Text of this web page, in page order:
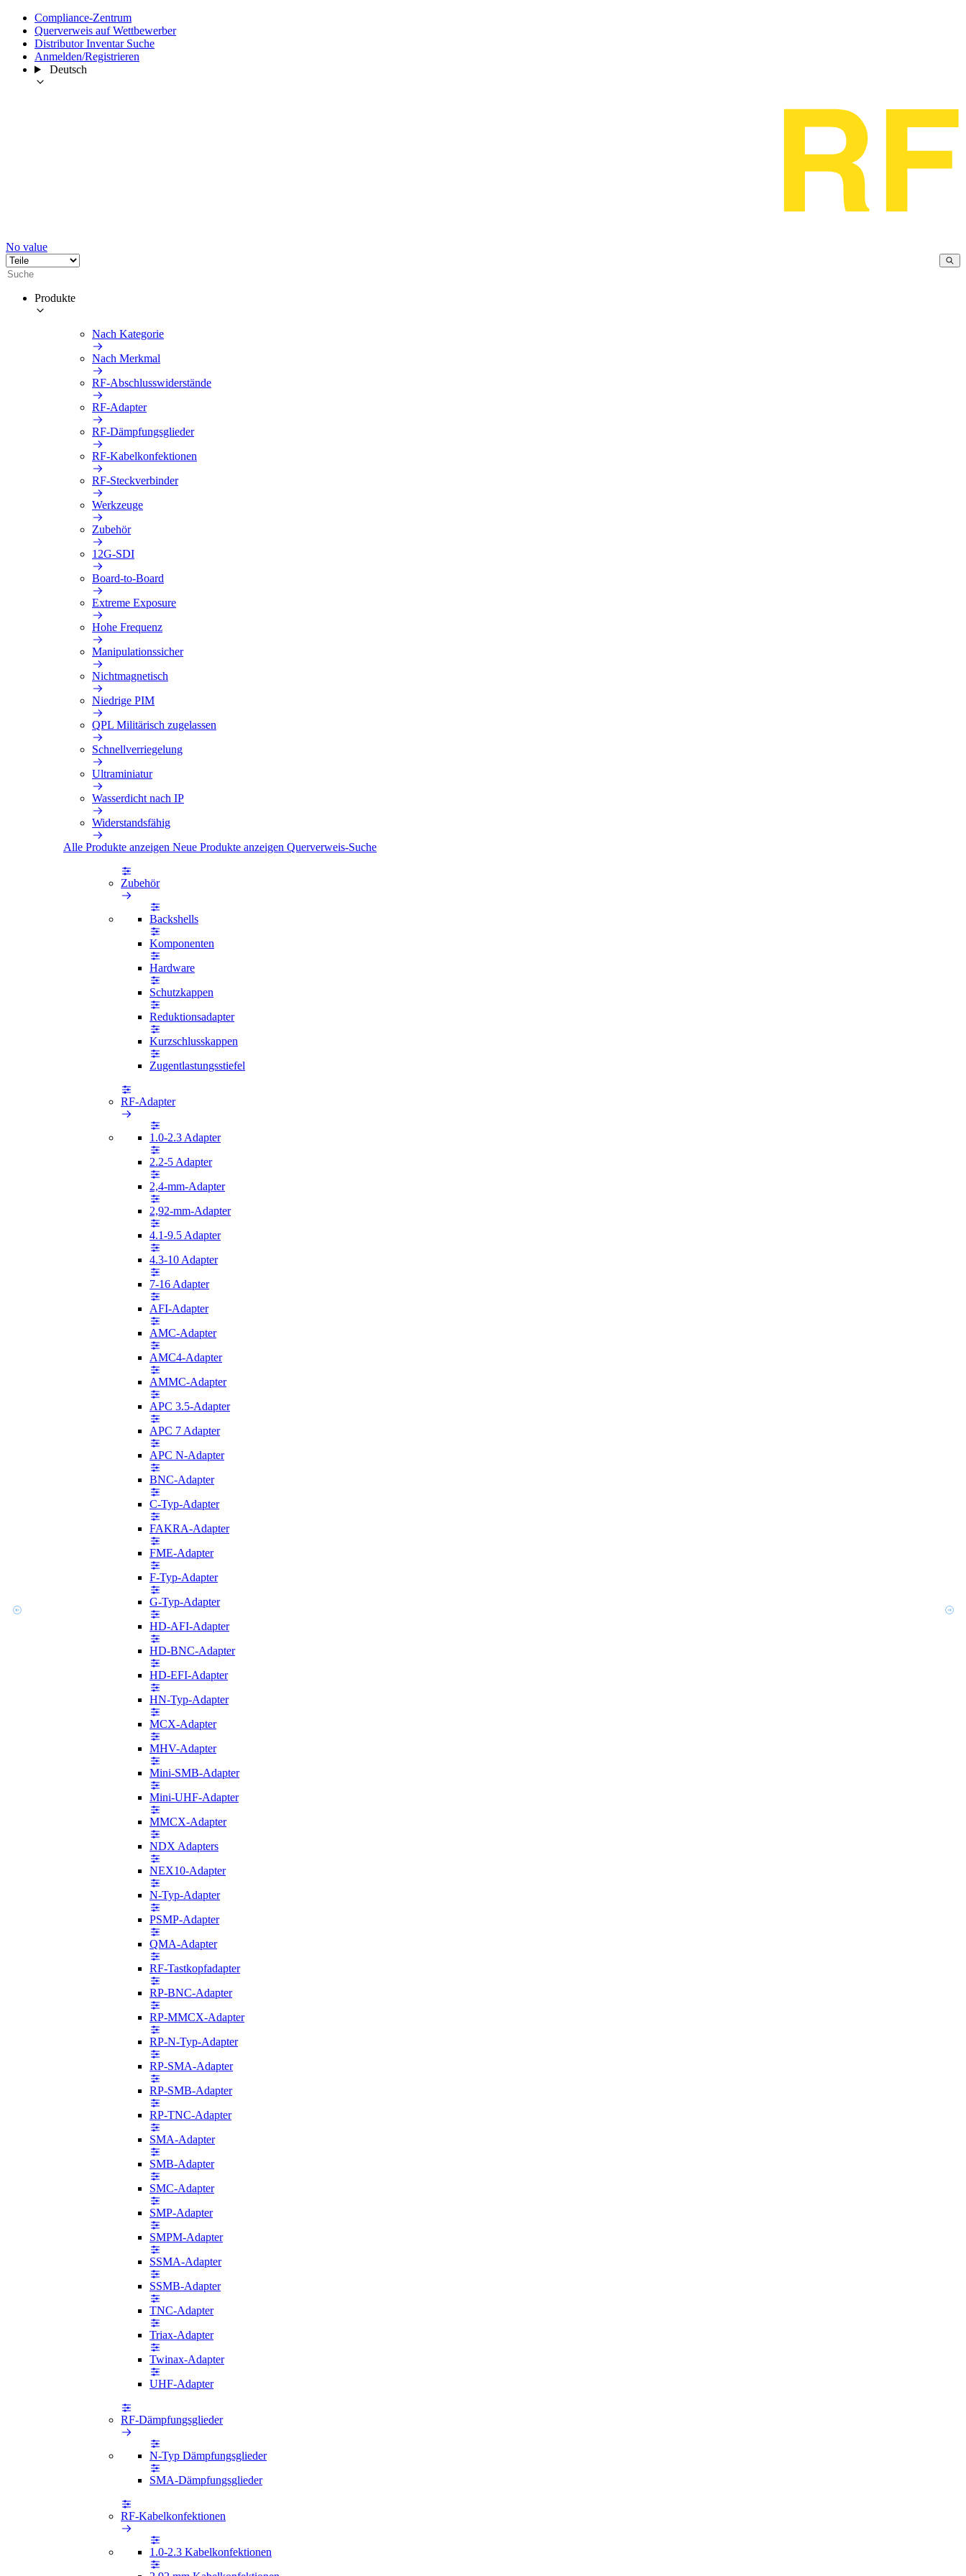
Compliance-Zentrum
Querverweis auf Wettbewerber
Distributor Inventar Suche
Anmelden/Registrieren
Deutsch
No value
Produkte
Nach Kategorie
Nach Merkmal
RF-Abschlusswiderstände
RF-Adapter
RF-Dämpfungsglieder
RF-Kabelkonfektionen
RF-Steckverbinder
Werkzeuge
Zubehör
12G-SDI
Board-to-Board
Extreme Exposure
Hohe Frequenz
Manipulationssicher
Nichtmagnetisch
Niedrige PIM
QPL Militärisch zugelassen
Schnellverriegelung
Ultraminiatur
Wasserdicht nach IP
Widerstandsfähig
Alle Produkte anzeigen Neue Produkte anzeigen Querverweis-Suche
Zubehör
Backshells
Komponenten
Hardware
Schutzkappen
Reduktionsadapter
Kurzschlusskappen
Zugentlastungsstiefel
RF-Adapter
1.0-2.3 Adapter
2.2-5 Adapter
2,4-mm-Adapter
2,92-mm-Adapter
4.1-9.5 Adapter
4.3-10 Adapter
7-16 Adapter
AFI-Adapter
AMC-Adapter
AMC4-Adapter
AMMC-Adapter
APC 3.5-Adapter
APC 7 Adapter
APC N-Adapter
BNC-Adapter
C-Typ-Adapter
FAKRA-Adapter
FME-Adapter
F-Typ-Adapter
G-Typ-Adapter
HD-AFI-Adapter
HD-BNC-Adapter
HD-EFI-Adapter
HN-Typ-Adapter
MCX-Adapter
MHV-Adapter
Mini-SMB-Adapter
Mini-UHF-Adapter
MMCX-Adapter
NDX Adapters
NEX10-Adapter
N-Typ-Adapter
PSMP-Adapter
QMA-Adapter
RF-Tastkopfadapter
RP-BNC-Adapter
RP-MMCX-Adapter
RP-N-Typ-Adapter
RP-SMA-Adapter
RP-SMB-Adapter
RP-TNC-Adapter
SMA-Adapter
SMB-Adapter
SMC-Adapter
SMP-Adapter
SMPM-Adapter
SSMA-Adapter
SSMB-Adapter
TNC-Adapter
Triax-Adapter
Twinax-Adapter
UHF-Adapter
RF-Dämpfungsglieder
N-Typ Dämpfungsglieder
SMA-Dämpfungsglieder
RF-Kabelkonfektionen
1.0-2.3 Kabelkonfektionen